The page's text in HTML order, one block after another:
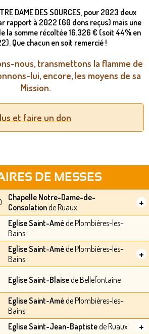
DAME DES SOURCES, pour 2023 deux
rapport à 2022 (60 dons reçus) mais une
la somme récoltée 16.326 € (soit 44% en
Que chacun en soit remercié !
nous, transmettons la flamme de
lui, encore, les moyens de sa
Mission.
et faire un don
DE MESSES
Chapelle Notre-Dame-de-
Consolationde Ruaux +
Eglise Saint-Améde Plombières-les-
Bains
Eglise Saint-Améde Plombières-les-
Bains
+
Eglise Saint-Blaisede Bellefontaine
Eglise Saint-Améde Plombières-les-
Bains
Eglise Saint-Jean-Baptistede Ruaux +